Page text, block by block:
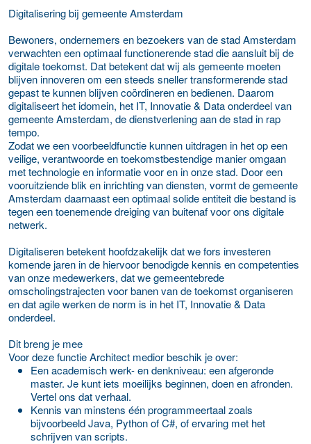
Digitalisering bij gemeente Amsterdam
Bewoners, ondernemers en bezoekers van de stad Amsterdam
verwachten een optimaal functionerende stad die aansluit bij de
digitale toekomst. Dat betekent dat wij als gemeente moeten
blijven innoveren om een steeds sneller transformerende stad
gepast te kunnen blijven coördineren en bedienen. Daarom
digitaliseert het idomein, het IT, Innovatie & Data onderdeel van
gemeente Amsterdam, de dienstverlening aan de stad in rap
tempo.
Zodat we een voorbeeldfunctie kunnen uitdragen in het op een
veilige, verantwoorde en toekomstbestendige manier omgaan
met technologie en informatie voor en in onze stad. Door een
vooruitziende blik en inrichting van diensten, vormt de gemeente
Amsterdam daarnaast een optimaal solide entiteit die bestand is
tegen een toenemende dreiging van buitenaf voor ons digitale
netwerk.
Digitaliseren betekent hoofdzakelijk dat we fors investeren
komende jaren in de hiervoor benodigde kennis en competenties
van onze medewerkers, dat we gemeentebrede
omscholingstrajecten voor banen van de toekomst organiseren
en dat agile werken de norm is in het IT, Innovatie & Data
onderdeel.
Dit breng je mee
Voor deze functie Architect medior beschik je over:
Een academisch werk- en denkniveau: een afgeronde
master. Je kunt iets moeilijks beginnen, doen en afronden.
Vertel ons dat verhaal.
Kennis van minstens één programmeertaal zoals
bijvoorbeeld Java, Python of C#, of ervaring met het
schrijven van scripts.